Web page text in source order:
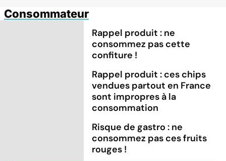
Consommateur
Rappel produit : ne
consommez pas cette
confiture !
Rappel produit : ces chips
vendues partout en France
sont impropres à la
consommation
Risque de gastro : ne
consommez pas ces fruits
rouges !